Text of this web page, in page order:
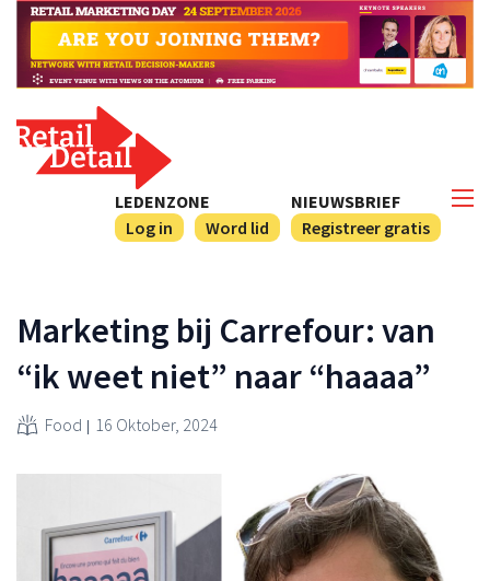
NIEUWSBRIEF
Registreer gratis
LEDENZONE
Log in
Word lid
Marketing bij Carrefour: van
“ik weet niet” naar “haaaa”
Food 16 Oktober, 2024